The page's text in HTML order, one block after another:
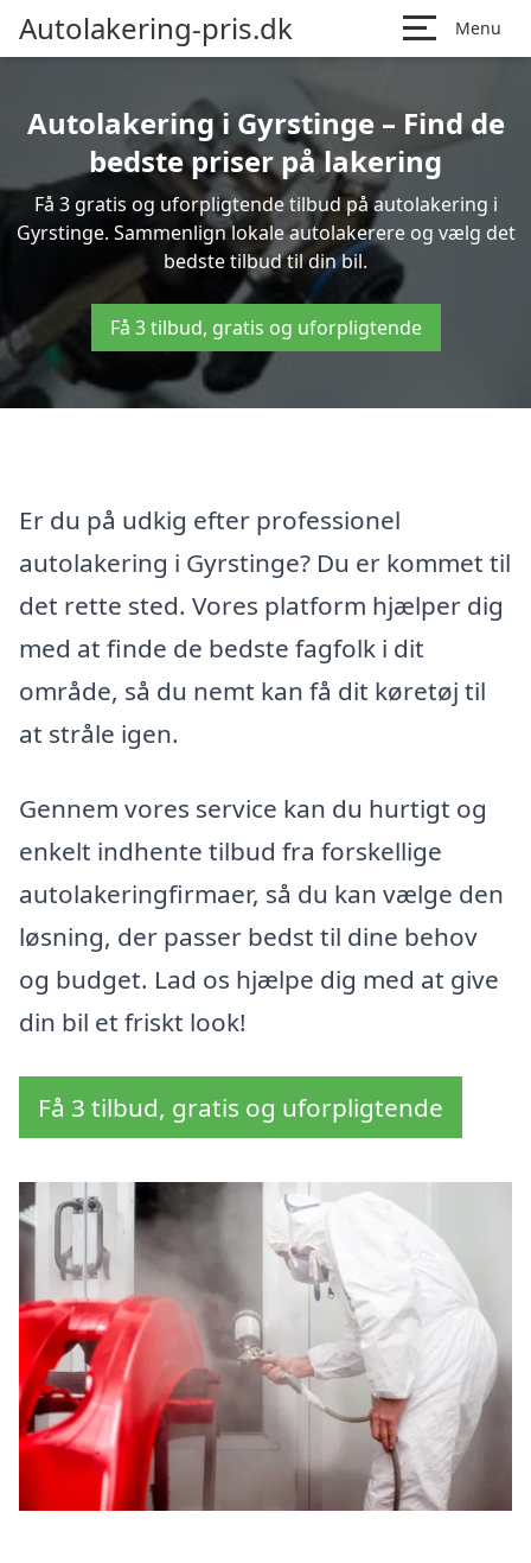
Autolakering-pris.dk Menu
Autolakering i Gyrstinge – Find de
bedste priser på lakering
Få 3 gratis og uforpligtende tilbud på autolakering i
Gyrstinge. Sammenlign lokale autolakerere og vælg det
bedste tilbud til din bil.
Få 3 tilbud, gratis og uforpligtende
Er du på udkig efter professionel
autolakering i Gyrstinge? Du er kommet til
det rette sted. Vores platform hjælper dig
med at finde de bedste fagfolk i dit
område, så du nemt kan få dit køretøj til
at stråle igen.
Gennem vores service kan du hurtigt og
enkelt indhente tilbud fra forskellige
autolakeringfirmaer, så du kan vælge den
løsning, der passer bedst til dine behov
og budget. Lad os hjælpe dig med at give
din bil et friskt look!
Få 3 tilbud, gratis og uforpligtende